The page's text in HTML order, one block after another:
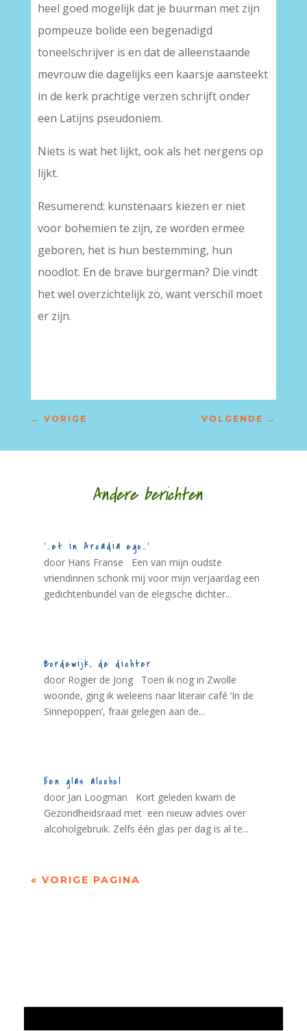
heel goed mogelijk dat je buurman met zijn
pompeuze bolide een begenadigd
toneelschrijver is en dat de alleenstaande
mevrouw die dagelijks een kaarsje aansteekt
in de kerk prachtige verzen schrijft onder
een Latijns pseudoniem.
Niets is wat het lijkt, ook als het nergens op
lijkt.
Resumerend: kunstenaars kiezen er niet
voor bohemien te zijn, ze worden ermee
geboren, het is hun bestemming, hun
noodlot. En de brave burgerman? Die vindt
het wel overzichtelijk zo, want verschil moet
er zijn.
← VORIGE VOLGENDE →
Andere berichten
‘…et in Arcadia ego…’
door Hans Franse Een van mijn oudste
vriendinnen schonk mij voor mijn verjaardag een
gedichtenbundel van de elegische dichter...
Bordewijk, de dichter
door Rogier de Jong Toen ik nog in Zwolle
woonde, ging ik weleens naar literair café ‘In de
Sinnepoppen’, fraai gelegen aan de...
Een glas alcohol
door Jan Loogman Kort geleden kwam de
Gezondheidsraad met een nieuw advies over
alcoholgebruik. Zelfs één glas per dag is al te...
« VORIGE PAGINA